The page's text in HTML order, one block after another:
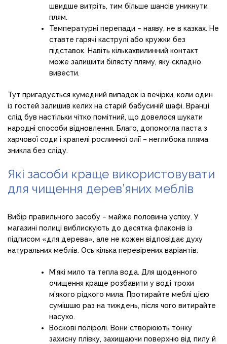
швидше витріть, тим більше шансів уникнути
плям.
Температурні перепади – наяву, не в казках. Не
ставте гарячі каструлі або кружки без
підставок. Навіть кількахвилинний контакт
може залишити білясту пляму, яку складно
вивести.
Тут пригадується кумедний випадок із вечірки, коли один
із гостей залишив келих на старій бабусиній шафі. Вранці
слід був настільки чітко помітний, що довелося шукати
народні способи відновлення. Благо, допомогла паста з
харчової соди і крапелі рослинної олії – неглибока пляма
зникла без сліду.
Які засоби краще використовувати
для чищення дерев’яних меблів
Вибір правильного засобу – майже половина успіху. У
магазині полиці виблискують до десятка флаконів із
підписом «для дерева», але не кожен відповідає духу
натуральних меблів. Ось кілька перевірених варіантів:
М’які мило та тепла вода. Для щоденного
очищення краще розбавити у воді трохи
м’якого рідкого мила. Протирайте меблі цією
сумішшю раз на тиждень, після чого витирайте
насухо.
Воскові поліролі. Вони створюють тонку
захисну плівку, захищаючи поверхню від пилу й